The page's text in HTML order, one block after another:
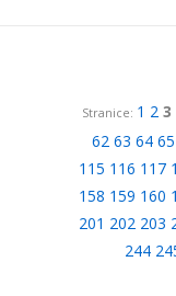
Stranice: 1 2 3
62 63 64 65
115 116 117
158 159 160
201 202 203
244